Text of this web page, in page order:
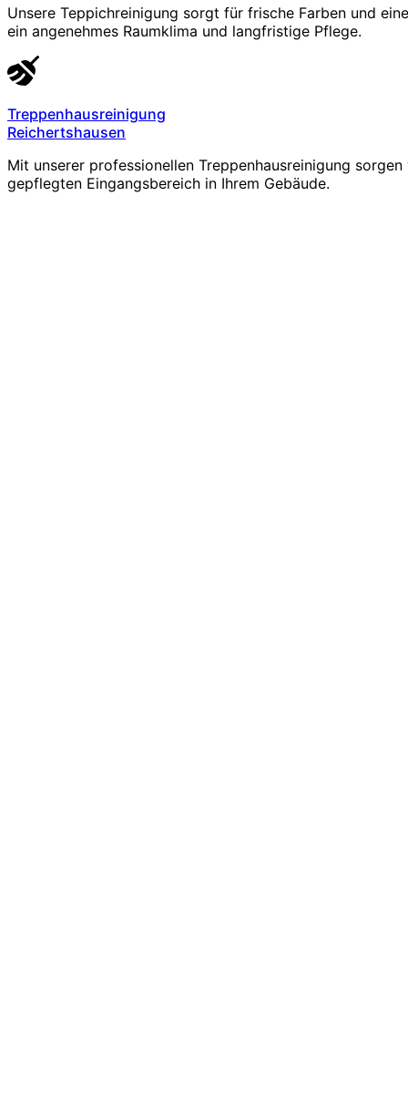
Unsere Teppichreinigung sorgt für frische Farben und
ein angenehmes Raumklima und langfristige Pflege.
Treppenhausreinigung
Reichertshausen
Mit unserer professionellen Treppenhausreinigung
gepflegten Eingangsbereich in Ihrem Gebäude.